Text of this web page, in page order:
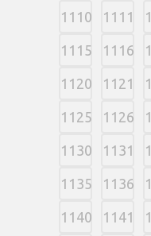
1110 1111
1115 1116
1120 1121
1125 1126
1130 1131
1135 1136
1140 1141